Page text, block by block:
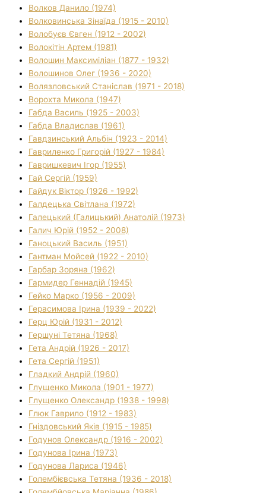
Волков Данило (1974)
Волковинська Зінаїда (1915 - 2010)
Волобуєв Євген (1912 - 2002)
Волокітін Артем (1981)
Волошин Максиміліан (1877 - 1932)
Волошинов Олег (1936 - 2020)
Волязловський Станіслав (1971 - 2018)
Ворохта Микола (1947)
Габда Василь (1925 - 2003)
Габда Владислав (1961)
Гавдзинський Альбін (1923 - 2014)
Гавриленко Григорій (1927 - 1984)
Гавришкевич Ігор (1955)
Гай Сергій (1959)
Гайдук Віктор (1926 - 1992)
Галдецька Світлана (1972)
Галецький (Галицький) Анатолій (1973)
Галич Юрій (1952 - 2008)
Ганоцький Василь (1951)
Гантман Мойсей (1922 - 2010)
Гарбар Зоряна (1962)
Гармидер Геннадій (1945)
Гейко Марко (1956 - 2009)
Герасимова Ірина (1939 - 2022)
Герц Юрій (1931 - 2012)
Гершуні Тетяна (1968)
Гета Андрій (1926 - 2017)
Гета Сергій (1951)
Гладкий Андрій (1960)
Глущенко Микола (1901 - 1977)
Глущенко Олександр (1938 - 1998)
Глюк Гаврило (1912 - 1983)
Гніздовський Яків (1915 - 1985)
Годунов Олександр (1916 - 2002)
Годунова Ірина (1973)
Годунова Лариса (1946)
Голембієвська Тетяна (1936 - 2018)